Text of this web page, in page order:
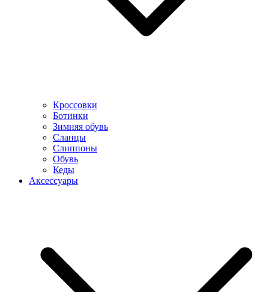
Кроссовки
Ботинки
Зимняя обувь
Сланцы
Слиппоны
Обувь
Кеды
Аксессуары